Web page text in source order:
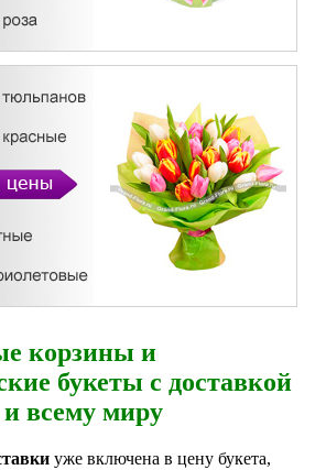
корзины и
букеты с доставкой
и всему миру
уже включена в цену букета,